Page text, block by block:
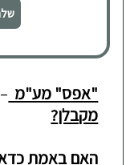
"אפס" מע"מ –
מקבלן?
האם באמת